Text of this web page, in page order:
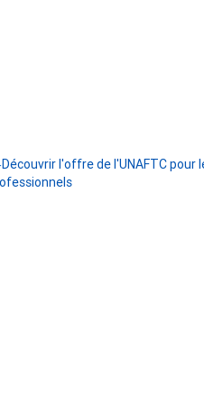
Découvrir l'offre de l'UNAFTC pour